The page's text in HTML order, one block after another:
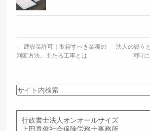
← 建設業許可｜取得すべき業種の
判断方法。主たる工事とは
法人の設立
同時
サ
イ
検行政書士法人オンオールサイズ
上田貴俊社会保険労務士事務所